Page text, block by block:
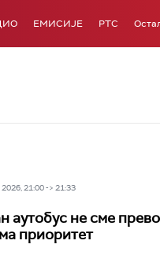
ЕМИСИЈЕ РТС
21:00 -> 21:33
аутобус не сме
приоритет